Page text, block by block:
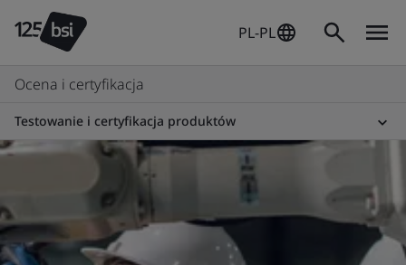
PL-PL
Ocena i certyfikacja
Testowanie i certyfikacja produktów